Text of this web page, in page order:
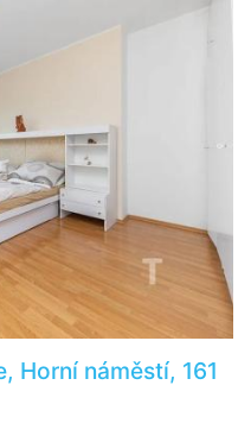
Horní náměstí, 161